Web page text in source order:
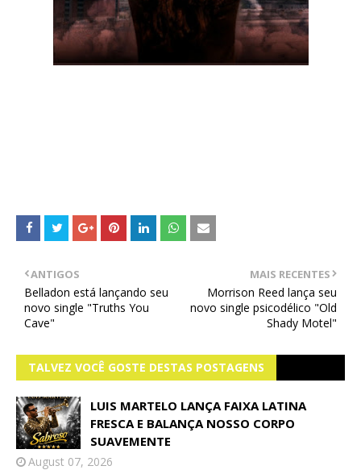
MAIS RECENTES
Morrison Reed lança seu
novo single psicodélico "Old
Shady Motel"
ANTIGOS
Belladon está lançando seu
novo single "Truths You
Cave"
TALVEZ VOCÊ GOSTE DESTAS POSTAGENS
LUIS MARTELO LANÇA FAIXA LATINA
FRESCA E BALANÇA NOSSO CORPO
SUAVEMENTE
August 07, 2026